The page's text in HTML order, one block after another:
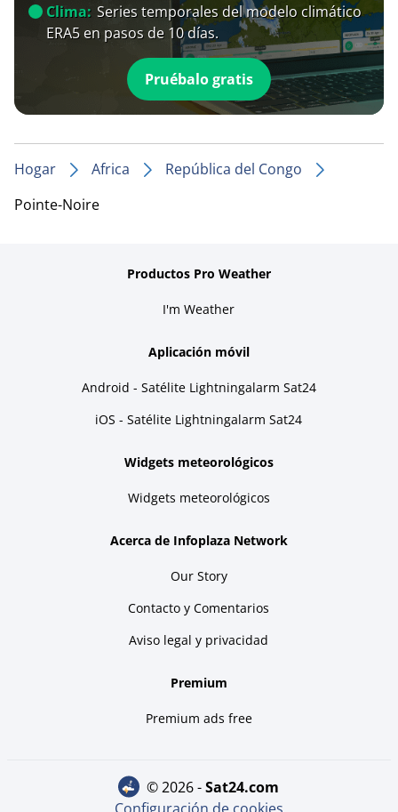
Clima: Series temporales del modelo climático
ERA5 en pasos de 10 días.
Pruébalo gratis
Hogar Africa
República del Congo
Pointe-Noire
Productos Pro Weather
I'm Weather
Aplicación móvil
Android - Satélite Lightningalarm Sat24
iOS - Satélite Lightningalarm Sat24
Widgets meteorológicos
Widgets meteorológicos
Acerca de Infoplaza Network
Our Story
Contacto y Comentarios
Aviso legal y privacidad
Premium
Premium ads free
© 2026 - sat24.com